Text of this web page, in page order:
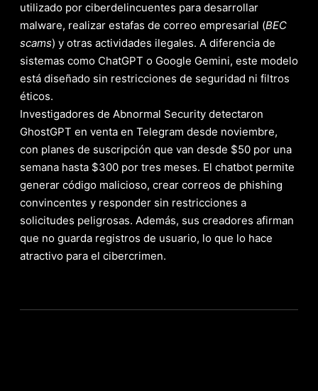
utilizado por ciberdelincuentes para desarrollar
malware, realizar estafas de correo empresarial (BEC
scams) y otras actividades ilegales. A diferencia de
sistemas como ChatGPT o Google Gemini, este modelo
está diseñado sin restricciones de seguridad ni filtros
éticos.
Investigadores de Abnormal Security detectaron
GhostGPT en venta en Telegram desde noviembre,
con planes de suscripción que van desde $50 por una
semana hasta $300 por tres meses. El chatbot permite
generar código malicioso, crear correos de phishing
convincentes y responder sin restricciones a
solicitudes peligrosas. Además, sus creadores afirman
que no guarda registros de usuario, lo que lo hace
atractivo para el cibercrimen.